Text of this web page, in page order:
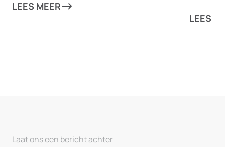
hoe deze krachtige tool bedrijven kan
LEES MEER
LEES
Laat ons een bericht achter